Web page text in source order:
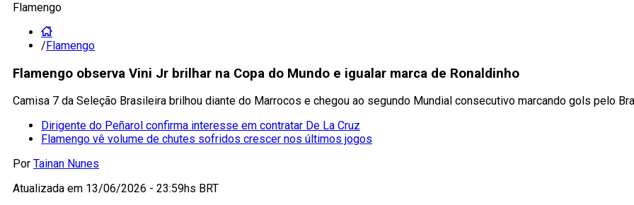
Flamengo
/Flamengo
Flamengo observa Vini Jr brilhar na Copa do Mundo e igualar marca de Ronaldinho
Camisa 7 da Seleção Brasileira brilhou diante do Marrocos e chegou ao segundo Mundial consecutivo marcando gols pelo
Dirigente do Peñarol confirma interesse em contratar De La Cruz
Flamengo vê volume de chutes sofridos crescer nos últimos jogos
Por Tainan Nunes
Atualizada em 13/06/2026 - 23:59hs BRT